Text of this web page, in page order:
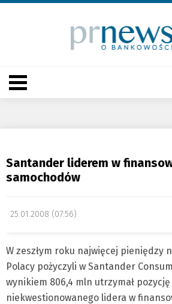
Santander liderem w
samochodów
25.01.2008 (07:56)
W zeszłym roku najwięcej pieniędzy
Polacy pożyczyli w Santander
wynikiem 806,4 mln utrzymał pozycję
niekwestionowanego lidera w